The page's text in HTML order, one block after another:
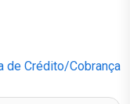
de Crédito/Cobrança